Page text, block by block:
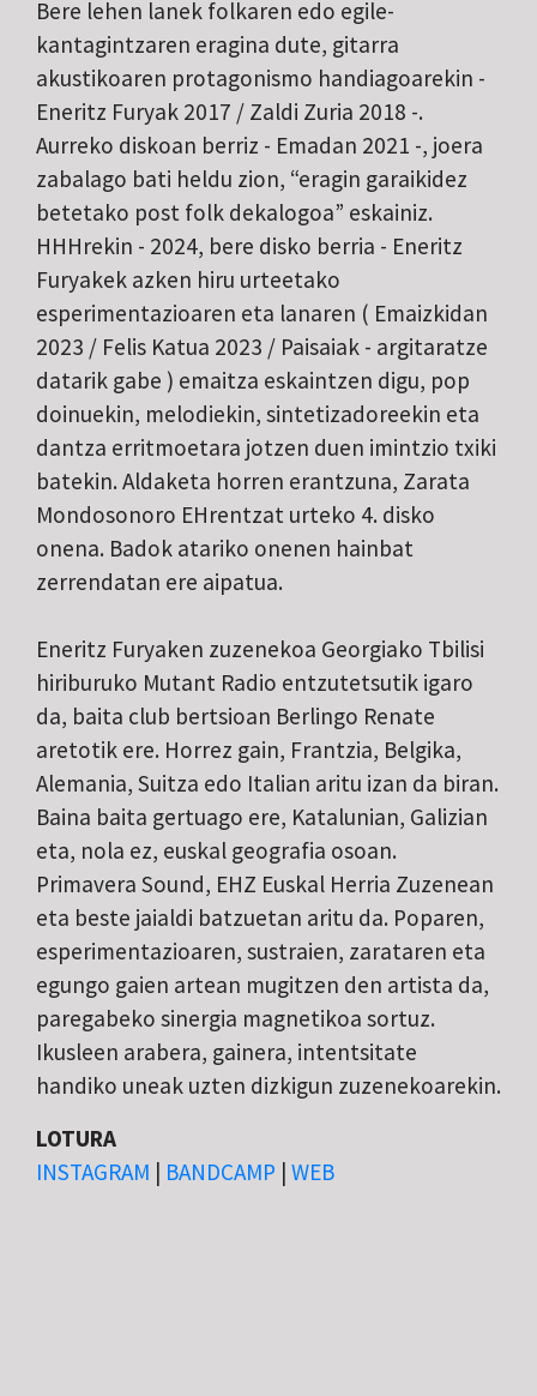
Bere lehen lanek folkaren edo egile-
kantagintzaren eragina dute, gitarra
akustikoaren protagonismo handiagoarekin -
Eneritz Furyak 2017 / Zaldi Zuria 2018 -.
Aurreko diskoan berriz - Emadan 2021 -, joera
zabalago bati heldu zion, “eragin garaikidez
betetako post folk dekalogoa” eskainiz.
HHHrekin - 2024, bere disko berria - Eneritz
Furyakek azken hiru urteetako
esperimentazioaren eta lanaren ( Emaizkidan
2023 / Felis Katua 2023 / Paisaiak - argitaratze
datarik gabe ) emaitza eskaintzen digu, pop
doinuekin, melodiekin, sintetizadoreekin eta
dantza erritmoetara jotzen duen imintzio txiki
batekin. Aldaketa horren erantzuna, Zarata
Mondosonoro EHrentzat urteko 4. disko
onena. Badok atariko onenen hainbat
zerrendatan ere aipatua.
Eneritz Furyaken zuzenekoa Georgiako Tbilisi
hiriburuko Mutant Radio entzutetsutik igaro
da, baita club bertsioan Berlingo Renate
aretotik ere. Horrez gain, Frantzia, Belgika,
Alemania, Suitza edo Italian aritu izan da biran.
Baina baita gertuago ere, Katalunian, Galizian
eta, nola ez, euskal geografia osoan.
Primavera Sound, EHZ Euskal Herria Zuzenean
eta beste jaialdi batzuetan aritu da. Poparen,
esperimentazioaren, sustraien, zarataren eta
egungo gaien artean mugitzen den artista da,
paregabeko sinergia magnetikoa sortuz.
Ikusleen arabera, gainera, intentsitate
handiko uneak uzten dizkigun zuzenekoarekin.
LOTURA
INSTAGRAM | BANDCAMP | WEB